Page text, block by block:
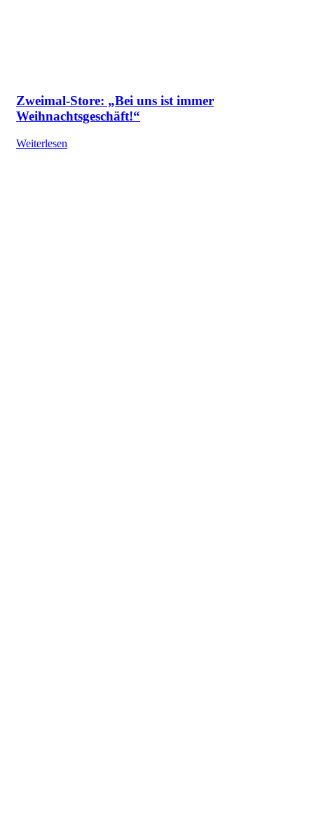
Zweimal-Store: „Bei uns ist immer
Weihnachtsgeschäft!“
Weiterlesen